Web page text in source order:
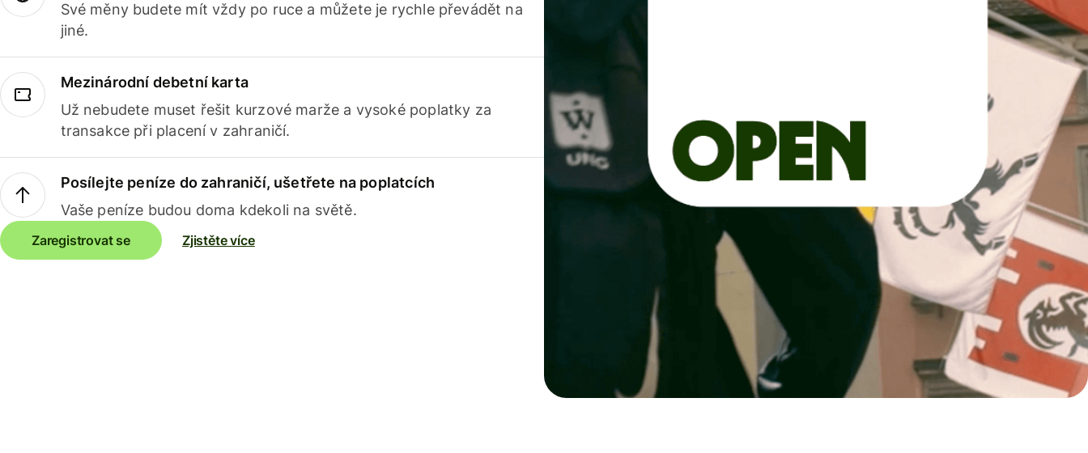
Své měny budete mít vždy po ruce a můžete je rychle převádět na
jiné.
Mezinárodní debetní karta
Už nebudete muset řešit kurzové marže a vysoké poplatky za
transakce při placení v zahraničí.
Posílejte peníze do zahraničí, ušetřete na poplatcích
Vaše peníze budou doma kdekoli na světě.
Zaregistrovat se Zjistěte více